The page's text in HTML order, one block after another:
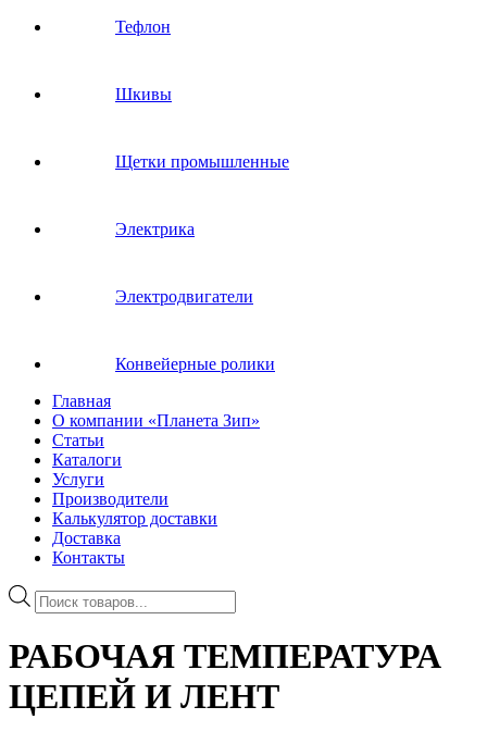
Тефлон
Шкивы
Щетки промышленные
Электрика
Электродвигатели
Конвейерные ролики
Главная
О компании «Планета Зип»
Статьи
Каталоги
Услуги
Производители
Калькулятор доставки
Доставка
Контакты
Поиск
товаров
РАБОЧАЯ ТЕМПЕРАТУРА
ЦЕПЕЙ И ЛЕНТ